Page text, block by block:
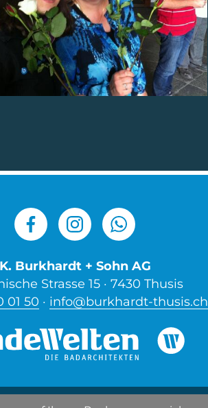
K. Burkhardt + Sohn AG
Strasse 15 · 7430 Thusis
01 50 · info@burkhardt-thusis.ch